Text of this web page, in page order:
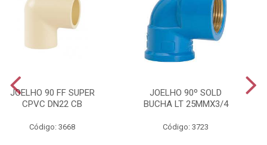
JOELHO 90 FF SUPER
CPVC DN22 CB
Código: 3668
JOELHO 90º SOLD
BUCHA LT 25MMX3/4
Código: 3723